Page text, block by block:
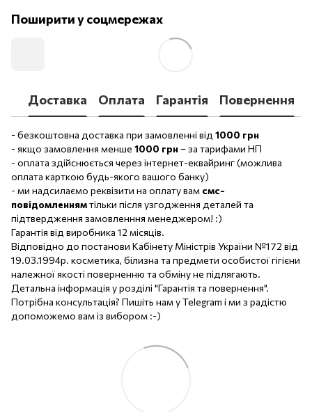
Поширити у соцмережах
Доставка Оплата Гарантія Повернення
- безкоштовна доставка при замовленні від 1000 грн
- якщо замовлення менше 1000 грн– за тарифами НП
- оплата здійснюється через інтернет-еквайринг (можлива
оплата карткою будь-якого вашого банку)
- ми надсилаємо реквізити на оплату вам смс-
повідомленнямтільки після узгодження деталей та
підтвердження замовленння менеджером! :)
Гарантія від виробника 12 місяців.
Відповідно до постанови Кабінету Міністрів України №172 від
19.03.1994р. косметика, білизна та предмети особистої гігієни
належної якості поверненню та обміну не підлягають.
Детальна інформація у розділі "Гарантія та повернення".
Потрібна консультація? Пишіть нам у Telegram і ми з радістю
допоможемо вам із вибором :-)